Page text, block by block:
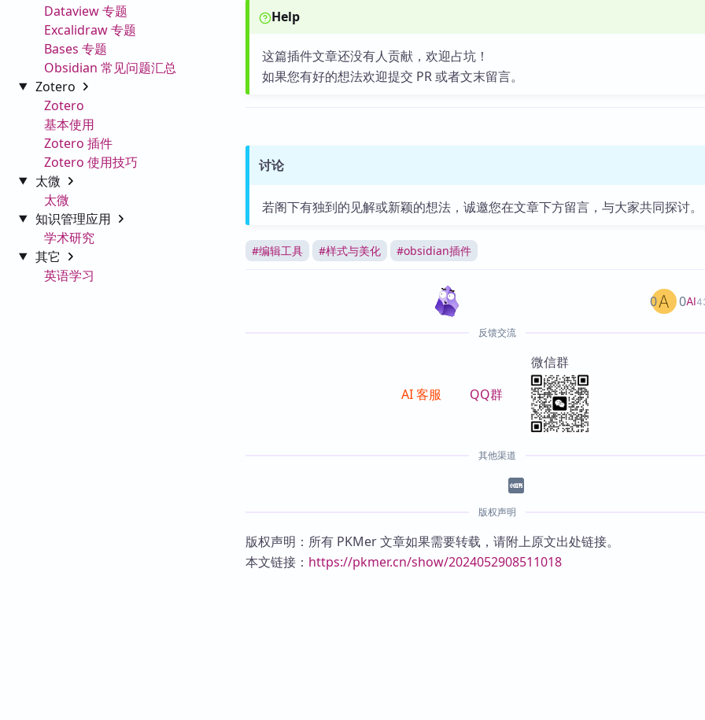
Dataview 专题
Excalidraw 专题
Bases 专题
Obsidian 常见问题汇总
Zotero
Zotero
基本使用
Zotero 插件
Zotero 使用技巧
太微
太微
知识管理应用
学术研究
其它
英语学习
Help
这篇插件文章还没有人贡献，欢迎占坑！
如果您有好的想法欢迎提交 PR 或者文末留言。
讨论
若阁下有独到的见解或新颖的想法，诚邀您在文章下方留言，与大家共同探讨。
#编辑工具 #样式与美化 #obsidian插件
AI
0 0
反馈交流
AI 客服 QQ群
微信群
其他渠道
版权声明
版权声明：所有 PKMer 文章如果需要转载，请附上原文出处链接。
本文链接： https://pkmer.cn/show/2024052908511018